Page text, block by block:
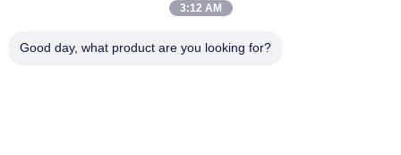
0086-18688885859
3:12 AM
Good day, what product are you looking for?